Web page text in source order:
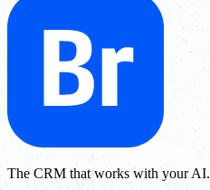
The CRM that works with your AI.